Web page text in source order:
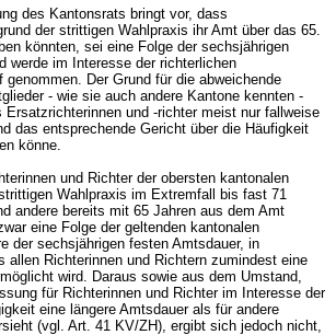
des Kantonsrats bringt vor, dass
der strittigen Wahlpraxis ihr Amt über das 65.
könnten, sei eine Folge der sechsjährigen
werde im Interesse der richterlichen
genommen. Der Grund für die abweichende
- wie sie auch andere Kantone kennten -
Ersatzrichterinnen und -richter meist nur fallweise
das entsprechende Gericht über die Häufigkeit
könne.
und Richter der obersten kantonalen
Wahlpraxis im Extremfall bis fast 71
andere bereits mit 65 Jahren aus dem Amt
eine Folge der geltenden kantonalen
der sechsjährigen festen Amtsdauer, in
allen Richterinnen und Richtern zumindest eine
wird. Daraus sowie aus dem Umstand,
für Richterinnen und Richter im Interesse der
eine längere Amtsdauer als für andere
(vgl. Art. 41 KV/ZH), ergibt sich jedoch nicht,